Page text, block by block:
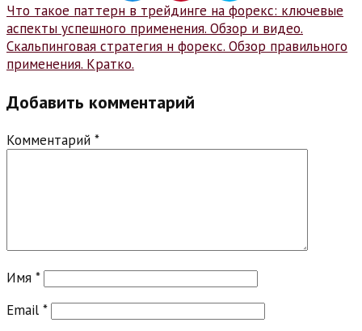
Навигация
по
записям
Что такое паттерн в трейдинге на форекс: ключевые
аспекты успешного применения. Обзор и видео.
Скальпинговая стратегия н форекс. Обзор правильного
применения. Кратко.
Добавить комментарий
Комментарий *
Имя *
Email *